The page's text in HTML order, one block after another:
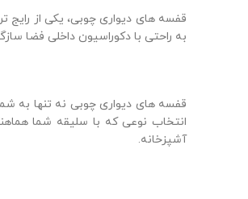
قفسه های دیواری چوبی، یکی از
به راحتی با دکوراسیون داخلی فضا
قفسه های دیواری چوبی نه تنها به
انتخاب نوعی که با سلیقه شما
آشپزخانه.